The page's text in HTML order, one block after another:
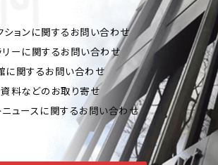
ションに関するお問い合わせ
リーに関するお問い合わせ
に関するお問い合わせ
資料などのお取り寄せ
ニュースに関するお問い合わせ